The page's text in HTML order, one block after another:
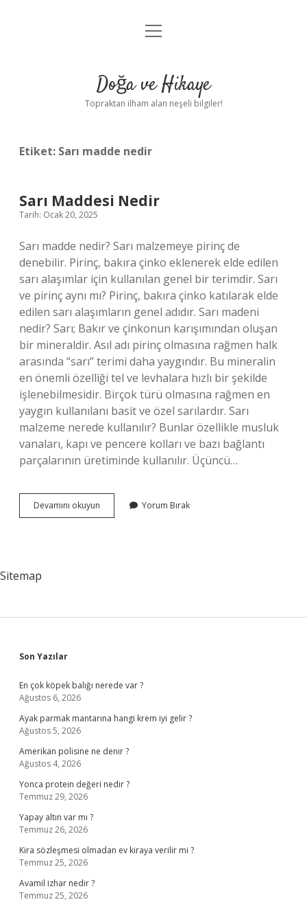
Anasayfa
Yasal Uyarı
menüyü
Doğa ve Hikaye
Topraktan ilham alan neşeli bilgiler!
Etiket: Sarı madde nedir
Sarı Maddesi Nedir
Tarih: Ocak 20, 2025
Sarı madde nedir? Sarı malzemeye pirinç de
denebilir. Pirinç, bakıra çinko eklenerek elde edilen
sarı alaşımlar için kullanılan genel bir terimdir. Sarı
ve pirinç aynı mı? Pirinç, bakıra çinko katılarak elde
edilen sarı alaşımların genel adıdır. Sarı madeni
nedir? Sarı; Bakır ve çinkonun karışımından oluşan
bir mineraldir. Asıl adı pirinç olmasına rağmen halk
arasında “sarı” terimi daha yaygındır. Bu mineralin
en önemli özelliği tel ve levhalara hızlı bir şekilde
işlenebilmesidir. Birçok türü olmasına rağmen en
yaygın kullanılanı basit ve özel sarılardır. Sarı
malzeme nerede kullanılır? Bunlar özellikle musluk
vanaları, kapı ve pencere kolları ve bazı bağlantı
parçalarının üretiminde kullanılır. Üçüncü…
Devamını okuyun
Maddesi
Yorum Bırak
Sitemap
Sidebar
Son Yazılar
En çok köpek balığı nerede var ?
Ağustos 6, 2026
Ayak parmak mantarına hangi krem iyi gelir ?
Ağustos 5, 2026
Amerikan polisine ne denir ?
Ağustos 4, 2026
Yonca protein değeri nedir ?
Temmuz 29, 2026
Yapay altın var mı ?
Temmuz 26, 2026
Kira sözleşmesi olmadan ev kiraya verilir mi ?
Temmuz 25, 2026
Avamil izhar nedir ?
Temmuz 25, 2026